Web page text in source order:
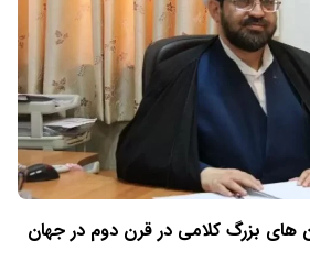
های بزرگ کلامی در قرن دوم در جهان